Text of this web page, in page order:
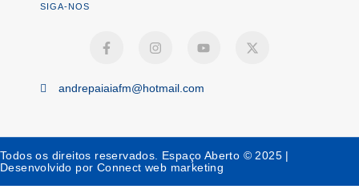
SIGA-NOS
andrepaiaiafm@hotmail.com
Todos os direitos reservados. Espaço Aberto © 2025 |
Desenvolvido por Connect web marketing